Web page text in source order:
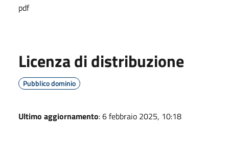
pdf
Licenza di distribuzione
Pubblico dominio
Ultimo aggiornamento: 6 febbraio 2025, 10:18